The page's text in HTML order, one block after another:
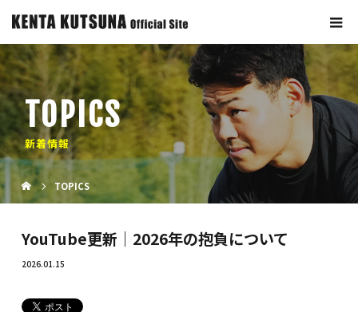
TOPICS
新着情報
TOPICS
YouTube更新｜2026年の抱負について
2026.01.15